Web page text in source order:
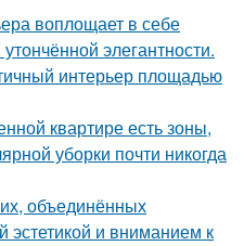
воплощает в себе
элегантности.
интерьер площадью
квартире есть зоны,
уборки почти никогда
объединённых
и вниманием к